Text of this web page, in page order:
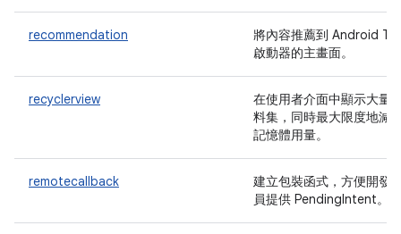
recommendation
將內容推薦到 Android TV
啟動器的主畫面。
recyclerview
在使用者介面中顯示大量
料集，同時最大限度地減
記憶體用量。
remotecallback
建立包裝函式，方便開發
員提供 PendingIntent。